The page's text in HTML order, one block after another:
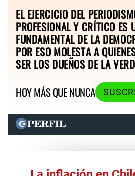
EL EJERCICIO DEL
PROFESIONAL Y CRÍTICO ES
FUNDAMENTAL DE LA
POR ESO MOLESTA A
SER LOS DUEÑOS DE LA
HOY MÁS QUE NUNCA